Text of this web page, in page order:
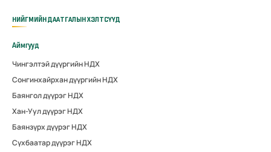
НИЙГМИЙН ДААТГАЛЫН ХЭЛТСҮҮД
Аймгууд
Чингэлтэй дүүргийн НДХ
Сонгинхайрхан дүүргийн НДХ
Баянгол дүүрэг НДХ
Хан-Уул дүүрэг НДХ
Баянзүрх дүүрэг НДХ
Сүхбаатар дүүрэг НДХ